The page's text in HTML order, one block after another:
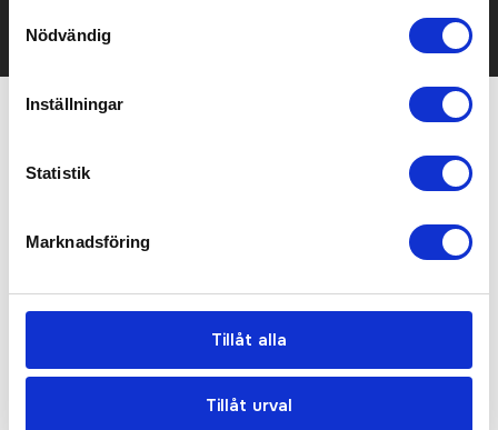
Nödvändig
Inställningar
Statistik
Marknadsföring
Tillåt alla
Tillåt urval